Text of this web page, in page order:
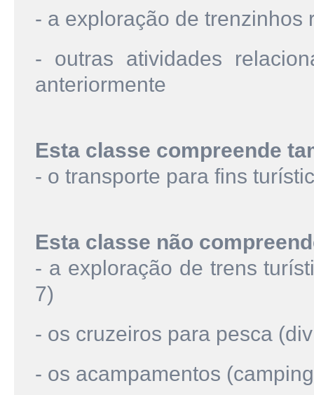
- a exploração de trenzinhos
- outras atividades
anteriormente
Esta classe compreende
- o transporte para fins
Esta classe não
- a exploração de trens
7)
- os cruzeiros para pesca
- os acampamentos